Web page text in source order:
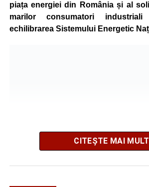
piața energiei din România și al
marilor consumatori
echilibrarea Sistemului Energetic
CITEȘTE MAI MULT